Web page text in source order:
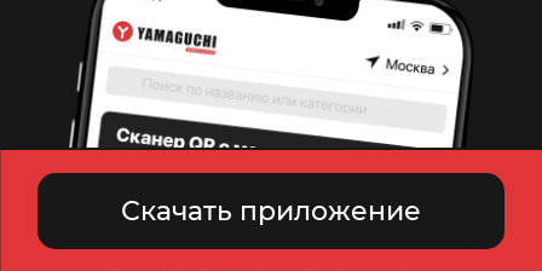
Скачать приложение